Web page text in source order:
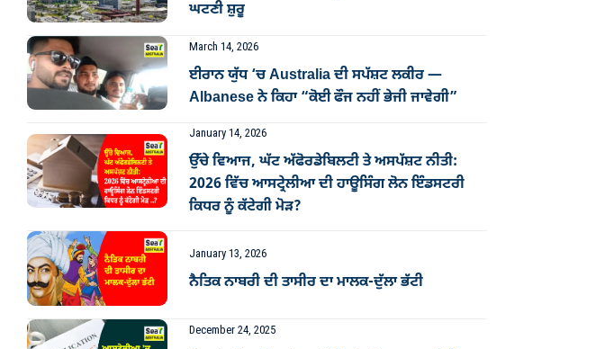
ਘਟਣੀ ਸ਼ੁਰੂ
March 14, 2026
ਈਰਾਨ ਯੁੱਧ ‘ਚ Australia ਦੀ ਸਪੱਸ਼ਟ ਲਕੀਰ —
Albanese ਨੇ ਕਿਹਾ “ਕੋਈ ਫੌਜ ਨਹੀਂ ਭੇਜੀ ਜਾਵੇਗੀ”
January 14, 2026
ਉੱਚੇ ਵਿਆਜ, ਘੱਟ ਅੱਫੋਰਡੇਬਿਲਟੀ ਤੇ ਅਸਪੱਸ਼ਟ ਨੀਤੀ:
2026 ਵਿੱਚ ਆਸਟ੍ਰੇਲੀਆ ਦੀ ਹਾਊਸਿੰਗ ਲੋਨ ਇੰਡਸਟਰੀ
ਕਿਧਰ ਨੂੰ ਕੱਟੇਗੀ ਮੋੜ?
January 13, 2026
ਨੈਤਿਕ ਨਾਬਰੀ ਦੀ ਤਾਸੀਰ ਦਾ ਮਾਲਕ-ਦੁੱਲਾ ਭੱਟੀ
December 24, 2025